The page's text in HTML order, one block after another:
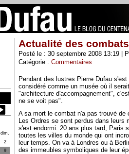
Actualité des
Posté le : 30 septembre 2008 13:19 |
Catégorie : Commentaires
Pendant des lustres Pierre Dufau
considéré comme un musée où il
"architecture d'accompagnement",
ne se voit pas".
A sa mort le combat n'a pas trouvé
Les Ordres se sont perdus dans
s'est endormi. 20 ans plus tard, Paris
toutes les villes du monde qui ont
leur temps. On va à Londres ou à
des immeubles symboliques de leur
dim.
2
9